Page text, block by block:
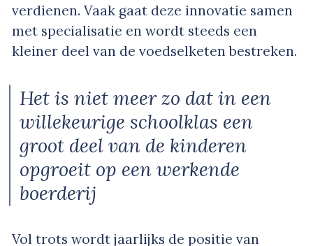
verdienen. Vaak gaat deze innovatie samen
met specialisatie en wordt steeds een
kleiner deel van de voedselketen bestreken.
Het is niet meer zo dat in een
willekeurige schoolklas een
groot deel van de kinderen
opgroeit op een werkende
boerderij
Vol trots wordt jaarlijks de positie van